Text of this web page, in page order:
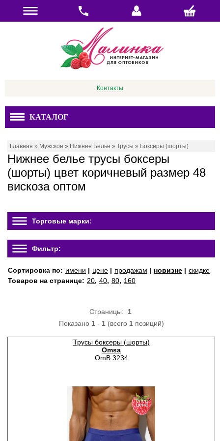
Контакты
КАТАЛОГ
Главная » Мужское » Нижнее Белье » Трусы » Боксеры (шорты)
Нижнее белье трусы боксеры
(шорты) цвет коричневый размер 48
вискоза оптом
Торговые марки:
Фильтр:
Сортировка по: имени | цене | продажам | новизне | скидке
Товаров на странице: 20, 40, 80, 160
Страницы: 1
Показано 1- 1(всего 1позиций)
Трусы боксеры (шорты)
Omsa
OmB 3234
спец
цена